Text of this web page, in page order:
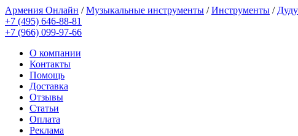
Армения Онлайн /Музыкальные инструменты /Инструменты /
+7 (495) 646-88-81
+7 (966) 099-97-66
О компании
Контакты
Помощь
Доставка
Отзывы
Статьи
Оплата
Реклама